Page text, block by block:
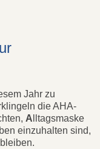
Jahr zu
die AHA-
A lltagsmaske
einzuhalten sind,